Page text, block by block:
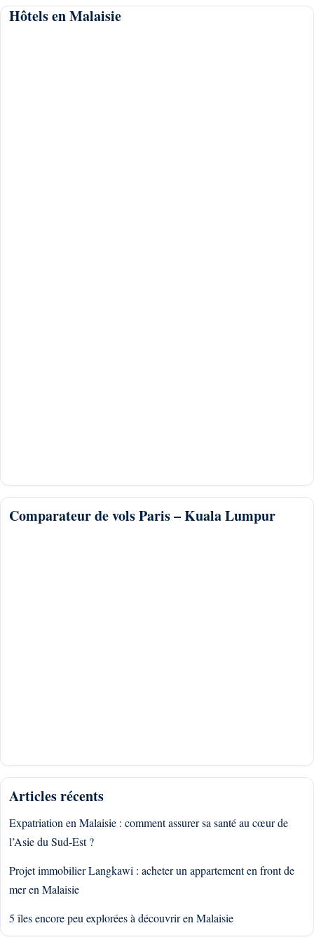
Hôtels en Malaisie
Comparateur de vols Paris – Kuala Lumpur
Articles récents
Expatriation en Malaisie : comment assurer sa santé au cœur de
l’Asie du Sud-Est ?
Projet immobilier Langkawi : acheter un appartement en front de
mer en Malaisie
5 îles encore peu explorées à découvrir en Malaisie